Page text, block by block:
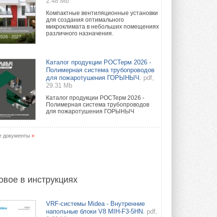
Компактные вентиляционные установки
для создания оптимального
микроклимата в небольших помещениях
различного назначения.
Каталог продукции РОСТерм 2026 -
Полимерная система трубопроводов
для пожаротушения ГОРЫНЫЧ.
pdf,
29.31 Mb
Каталог продукции РОСТерм 2026 -
Полимерная система трубопроводов
для пожаротушения ГОРЫНЫЧ
документы »
в инструкциях
VRF-системы Midea - Внутренние
напольные блоки V8 MIH-F3-5HN. pdf,